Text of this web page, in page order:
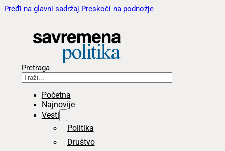
Pređi na glavni sadržaj Preskoči na podnožje
Pretraga
Početna
Najnovije
Vesti
Politika
Društvo